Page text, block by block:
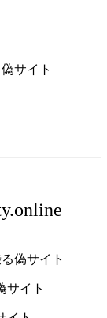
サイト
偽サイト